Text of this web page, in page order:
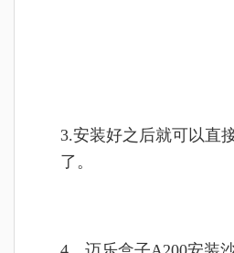
3.安装好之后就可以直
了。